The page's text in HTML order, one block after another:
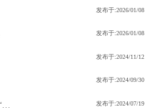
发布于:2026/01/08
发布于:2026/01/08
发布于:2024/11/12
发布于:2024/09/30
发布于:2024/07/19